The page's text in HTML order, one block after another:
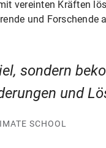
vereinten Kräften
und Forschende
sondern
und
SCHOOL